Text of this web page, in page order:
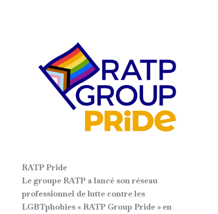
RATP Pride
Le groupe RATP a lancé son réseau
professionnel de lutte contre les
LGBTphobies « RATP Group Pride » en